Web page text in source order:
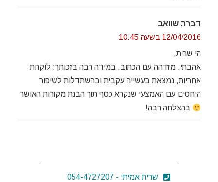
דברת שוואב
12/04/2016 בשעה 10:45
הי שרית,
אהבתי. מזדהה עם הכתוב. במידה רבה בזכותך: לוקחת
אחריות, נמצאת בעשייה עקבית ובהשתדלות לשיפור
היחסים עם האמצעי שנקרא כסף תוך הבנת מקורות האושר
בהצלחה רבה!
שרית אמיתי - 054-4727207